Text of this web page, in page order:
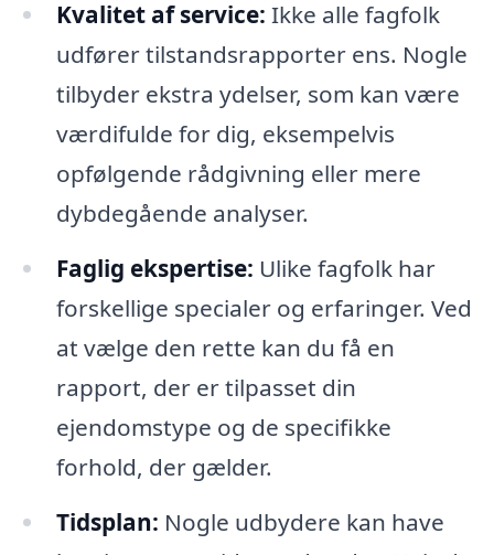
Kvalitet af service: Ikke alle fagfolk
udfører tilstandsrapporter ens. Nogle
tilbyder ekstra ydelser, som kan være
værdifulde for dig, eksempelvis
opfølgende rådgivning eller mere
dybdegående analyser.
Faglig ekspertise: Ulike fagfolk har
forskellige specialer og erfaringer. Ved
at vælge den rette kan du få en
rapport, der er tilpasset din
ejendomstype og de specifikke
forhold, der gælder.
Tidsplan: Nogle udbydere kan have